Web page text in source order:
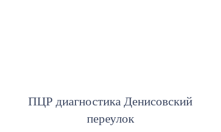
ПЦР диагностика Денисовский
переулок